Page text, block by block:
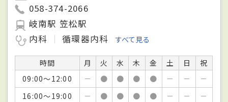
058-374-2066
岐南駅 笠松駅
内科
循環器内科 すべて見る
時間 月 火 水 木 金 土 日
祝
09:00～12:00
－ ● ● ● ● － －
－
16:00～19:00
－ ● ● ● ● － －
－